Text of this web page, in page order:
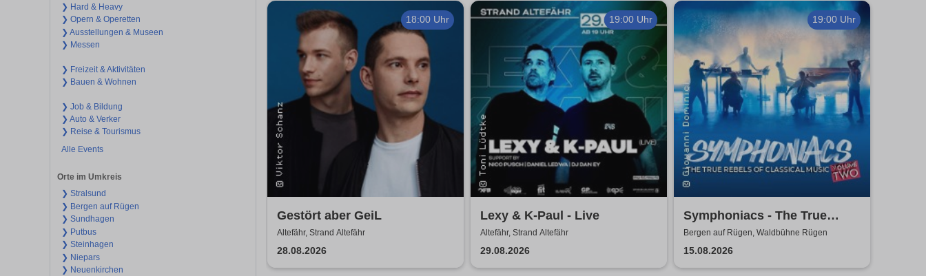
❯ Hard & Heavy
❯ Opern & Operetten
❯ Ausstellungen & Museen
❯ Messen
❯ Freizeit & Aktivitäten
❯ Bauen & Wohnen
❯ Job & Bildung
❯ Auto & Verker
❯ Reise & Tourismus
Alle Events
Orte im Umkreis
❯ Stralsund
❯ Bergen auf Rügen
❯ Sundhagen
❯ Putbus
❯ Steinhagen
❯ Niepars
❯ Neuenkirchen
18:00 Uhr
Gestört aber GeiL
Altefähr, Strand Altefähr
28.08.2026
19:00 Uhr
Lexy & K-Paul - Live
Altefähr, Strand Altefähr
29.08.2026
19:00 Uhr
Symphoniacs - The True
Rebels Of Classical Music
Bergen auf Rügen, Waldbühne Rügen
15.08.2026